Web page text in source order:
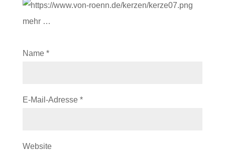
mehr …
Name *
E-Mail-Adresse *
Website